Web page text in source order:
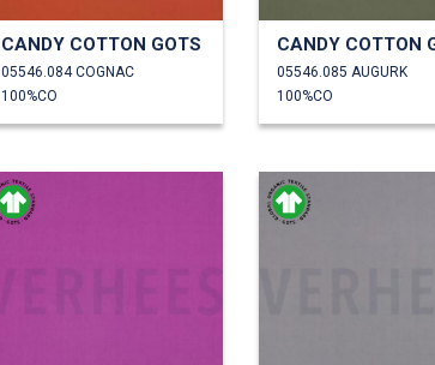
CANDY COTTON GOTS
05546.084 COGNAC
100%CO
CANDY COTTON
05546.085 AUGURK
100%CO